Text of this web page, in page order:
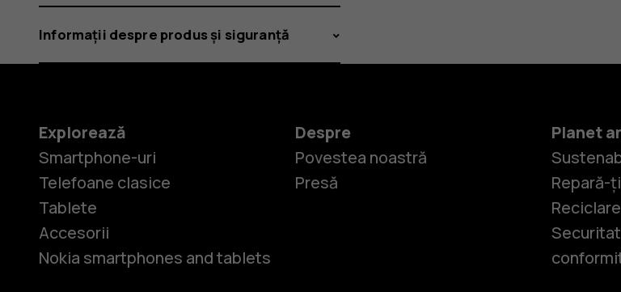
Informații despre produs și siguranță
Explorează
Smartphone-uri
Telefoane clasice
Tablete
Accesorii
Nokia smartphones and tablets
Despre
Povestea noastră
Presă
Planet
Repară-